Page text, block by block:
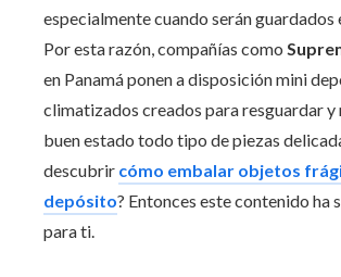
especialmente cuando serán guardados
Por esta razón, compañías como
en Panamá ponen a disposición mini
climatizados creados para resguardar y
buen estado todo tipo de piezas
descubrir cómo embalar objetos
depósito? Entonces este contenido ha
para ti.